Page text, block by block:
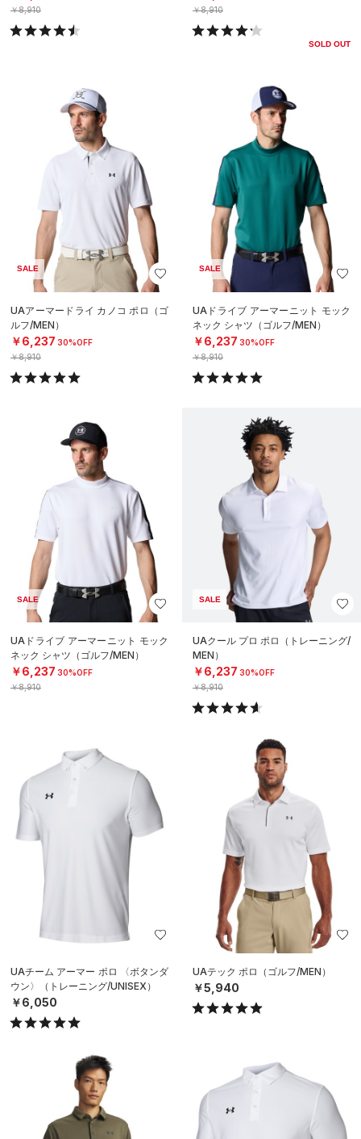
￥8,910
￥8,910
SOLD OUT
SALE
UAアーマードライ カノコ ポロ（ゴ
ルフ/MEN）
￥6,237 30%OFF
￥8,910
SALE
UAドライブ アーマーニット モック
ネック シャツ（ゴルフ/MEN）
￥6,237 30%OFF
￥8,910
SALE
UAドライブ アーマーニット モック
ネック シャツ（ゴルフ/MEN）
￥6,237 30%OFF
￥8,910
SALE
UAクール プロ ポロ（トレーニング/
MEN）
￥6,237 30%OFF
￥8,910
UAチーム アーマー ポロ 〈ボタンダ
ウン〉（トレーニング/UNISEX）
￥6,050
UAテック ポロ（ゴルフ/MEN）
￥5,940